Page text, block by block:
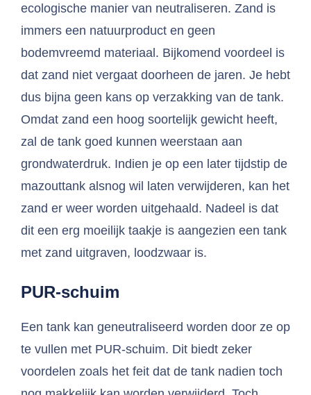
ecologische manier van neutraliseren. Zand is
immers een natuurproduct en geen
bodemvreemd materiaal. Bijkomend voordeel is
dat zand niet vergaat doorheen de jaren. Je hebt
dus bijna geen kans op verzakking van de tank.
Omdat zand een hoog soortelijk gewicht heeft,
zal de tank goed kunnen weerstaan aan
grondwaterdruk. Indien je op een later tijdstip de
mazouttank alsnog wil laten verwijderen, kan het
zand er weer worden uitgehaald. Nadeel is dat
dit een erg moeilijk taakje is aangezien een tank
met zand uitgraven, loodzwaar is.
PUR-schuim
Een tank kan geneutraliseerd worden door ze op
te vullen met PUR-schuim. Dit biedt zeker
voordelen zoals het feit dat de tank nadien toch